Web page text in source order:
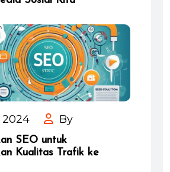
2024 By
SEO untuk
Kualitas Trafik ke